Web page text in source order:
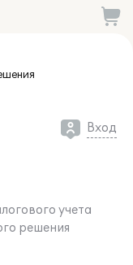
Вход
учета
решения